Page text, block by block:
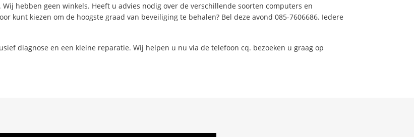
hebben geen winkels. Heeft u advies nodig over de verschillende soorten computers en
kunt kiezen om de hoogste graad van beveiliging te behalen? Bel deze avond 085-7606686. Iedere
diagnose en een kleine reparatie. Wij helpen u nu via de telefoon cq. bezoeken u graag op